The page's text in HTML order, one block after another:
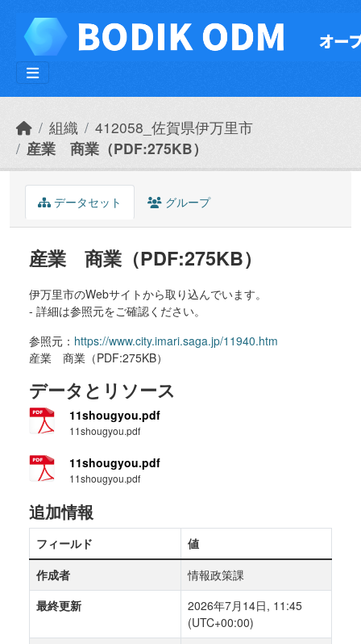
組織
412058_佐賀県伊万里市
産業 商業（PDF:275KB）
データセット グループ
産業 商業（PDF:275KB）
伊万里市のWebサイトから取り込んでいます。
- 詳細は参照元をご確認ください。
参照元： https://www.city.imari.saga.jp/11940.htm
産業 商業（PDF:275KB）
データとリソース
11shougyou.pdf
11shougyou.pdf
11shougyou.pdf
11shougyou.pdf
追加情報
フィールド
値
作成者
情報政策課
最終更新
2026年7月14日, 11:45
(UTC+00:00)